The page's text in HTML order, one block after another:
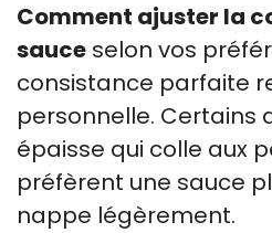
Comment ajuster la
sauce selon vos
consistance parfaite
personnelle. Certains
épaisse qui colle aux
préfèrent une sauce
nappe légèrement.